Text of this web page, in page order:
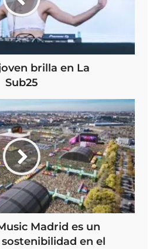
brilla en La
Sub25
Madrid es un
en el